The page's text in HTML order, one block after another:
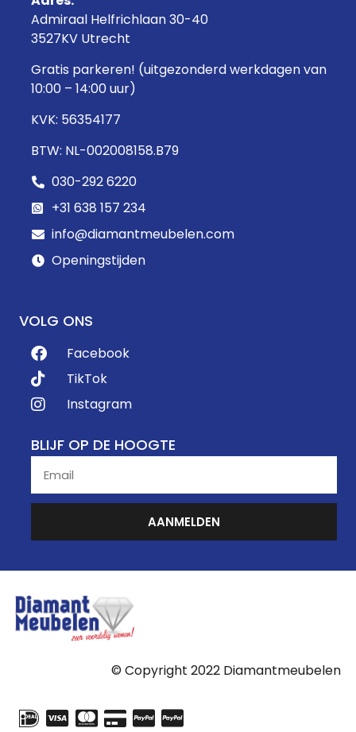
Admiraal Helfrichlaan 30-40
3527KV Utrecht
Gratis parkeren! (uitgezonderd werkdagen van
10:00 – 14:00 uur)
KVK: 56354177
BTW: NL-002008158.B79
030-292 6220
+31 638 157 234
info@diamantmeubelen.com
Openingstijden
VOLG ONS
Facebook
TikTok
Instagram
BLIJF OP DE HOOGTE
AANMELDEN
© Copyright 2022 Diamantmeubelen